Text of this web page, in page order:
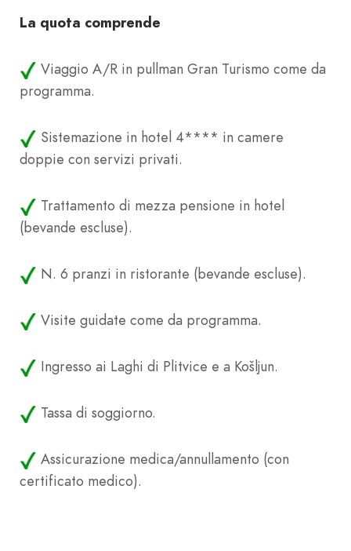
La quota comprende
Viaggio A/R in pullman Gran Turismo come da
programma.
Sistemazione in hotel 4**** in camere
doppie con servizi privati.
Trattamento di mezza pensione in hotel
(bevande escluse).
N. 6 pranzi in ristorante (bevande escluse).
Visite guidate come da programma.
Ingresso ai Laghi di Plitvice e a Košljun.
Tassa di soggiorno.
Assicurazione medica/annullamento (con
certificato medico).